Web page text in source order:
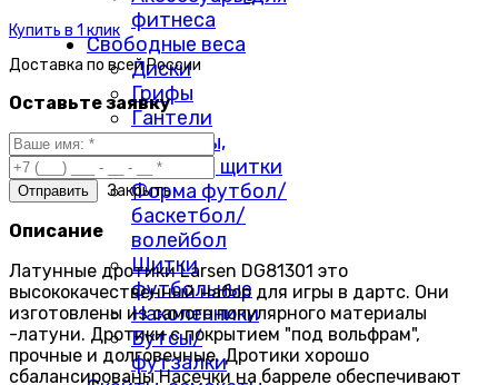
фитнеса
Свободные веса
Диски
Грифы
Гантели
Форма, бутсы,
наколенники, щитки
Форма футбол/
баскетбол/
волейбол
Щитки
футбольные
Наколенники
Бутсы/
футзалки
Купить в 1 клик
Доставка по всей России
Оставьте заявку
Закрыть
Описание
Латунные дротики Larsen DG81301 это
высококачественный набор для игры в дартс. Они
изготовлены из самого популярного материалы
-латуни. Дротики с покрытием "под вольфрам",
прочные и долговечные. Дротики хорошо
сбалансированы Насечки на барреле обеспечивают